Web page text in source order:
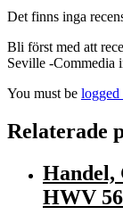
Det finns inga
Bli först med att
Seville -Commedia
You must be logged
Relaterade
Handel,
HWV